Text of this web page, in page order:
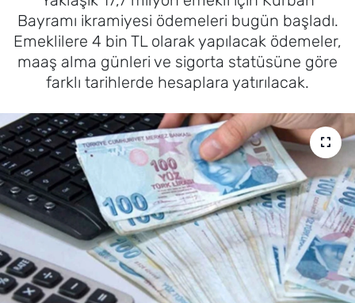
Bayramı ikramiyesi ödemeleri bugün başladı.
Emeklilere 4 bin TL olarak yapılacak ödemeler,
maaş alma günleri ve sigorta statüsüne göre
farklı tarihlerde hesaplara yatırılacak.